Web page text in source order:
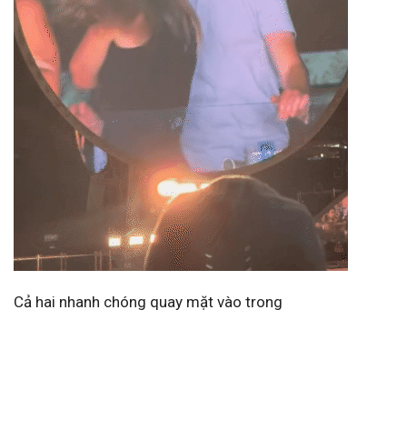
Cả hai nhanh chóng quay mặt vào trong